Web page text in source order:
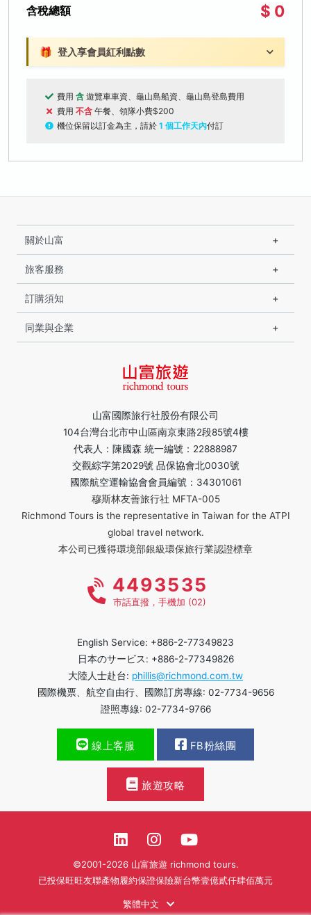
含稅總額 $ 0
🎁 登入享會員紅利點數
費用 含 遊覽車車資、龜山島船資、龜山島登島費用
費用 不含 午餐、領隊小費$200
機位保留以訂金為主，請於 1 個工作天內付訂
山富國際旅行社股份有限公司
104台灣台北市中山區南京東路2段85號4樓
代表人：陳國森 統一編號：22888987
交觀綜字第2029號 品保協會北0030號
國際航空運輸協會會員編號：34301061
穆斯林友善旅行社 MFTA-005
Richmond Tours is the representative in Taiwan for the ATPI
global travel network.
本公司已獲得環境部銀級環保旅行業認證標章
關於山富
旅客服務
訂購須知
同業與企業
4493535
市話直撥，手機加 (02)
English Service: +886-2-77349823
日本のサービス: +886-2-77349826
大陸人士赴台: phillis@richmond.com.tw
國際機票、航空自由行、國際訂房專線: 02-7734-9656
證照專線: 02-7734-9766
線上客服 FB粉絲團
旅遊攻略
©2001-2026 山富旅遊 richmond tours.
已投保旺旺友聯產物履約保證保險新台幣壹億貳仟肆佰萬元
繁體中文